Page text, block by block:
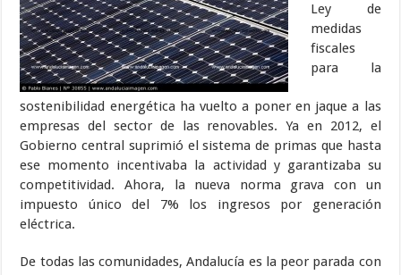
Ley de
medidas
fiscales
para la
sostenibilidad energética ha vuelto a poner en jaque a las
empresas del sector de las renovables. Ya en 2012, el
Gobierno central suprimió el sistema de primas que hasta
ese momento incentivaba la actividad y garantizaba su
competitividad. Ahora, la nueva norma grava con un
impuesto único del 7% los ingresos por generación
eléctrica.
De todas las comunidades, Andalucía es la peor parada con